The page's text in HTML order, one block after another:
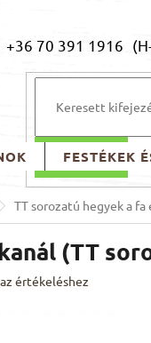
+36 70 391 1916
KERESÉS
FESTÉKEK
TT sorozatú hegyek a
(TT
értékeléshez